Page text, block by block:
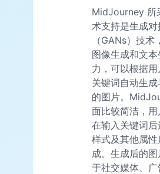
MidJourney 所
术支持是生成对
（GANs）技术
图像生成和文
力，可以根据
关键词自动生
的图片。
面比较简洁，
在输入关键词
样式及其他属性
成。生成后的
于社交媒体、